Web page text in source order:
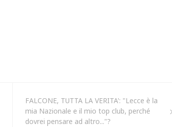
FALCONE, TUTTA LA VERITA': "Lecce è la
mia Nazionale e il mio top club, perché
dovrei pensare ad altro..."?